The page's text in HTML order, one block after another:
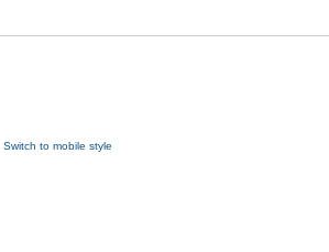
Switch to mobile style